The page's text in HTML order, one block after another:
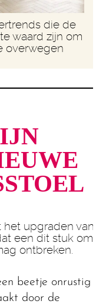
die de
waard zijn om
overwegen
upgraden van
een dit stuk om
ontbreken.
beetje onrustig
door de